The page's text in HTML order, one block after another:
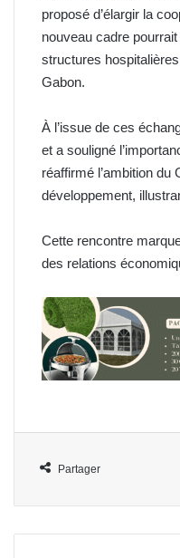
proposé d’élargir la
nouveau cadre
structures
Gabon.
À l’issue de ces
et a souligné
réaffirmé l’ambition du
développement,
Cette rencontre
des relations
Partager